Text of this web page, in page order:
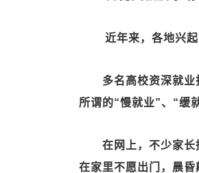
近年来，各地兴
多名高校资深就业指
所谓的“慢就业”、“缓
在网上，不少家长撰
在家里不愿出门，晨昏